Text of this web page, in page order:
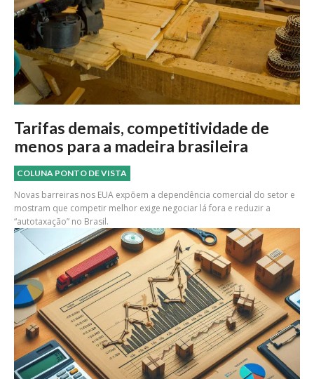
Tarifas demais, competitividade de
menos para a madeira brasileira
COLUNA PONTO DE VISTA
Novas barreiras nos EUA expõem a dependência comercial do setor e
mostram que competir melhor exige negociar lá fora e reduzir a
“autotaxação” no Brasil.